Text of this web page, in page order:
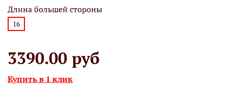
Длина большей стороны
16
3390.00 руб
Купить в 1 клик